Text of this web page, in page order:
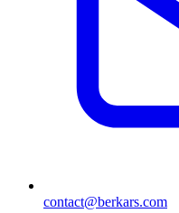
contact@berkars.com